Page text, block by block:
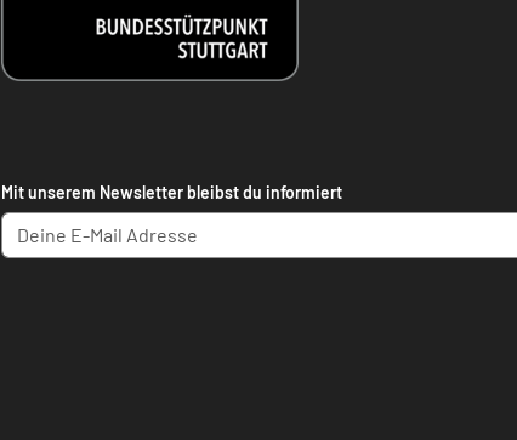
Mit unserem Newsletter bleibst du informiert